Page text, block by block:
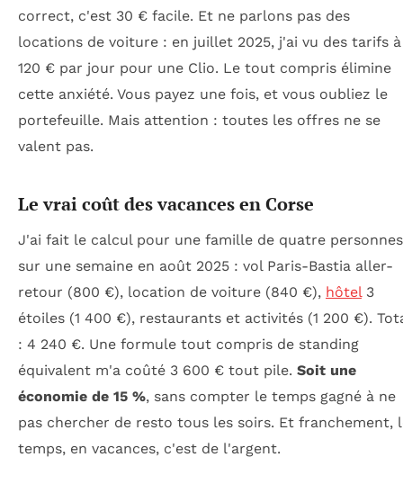
correct, c'est 30 € facile. Et ne parlons pas des
locations de voiture : en juillet 2025, j'ai vu des tarifs à
120 € par jour pour une Clio. Le tout compris élimine
cette anxiété. Vous payez une fois, et vous oubliez le
portefeuille. Mais attention : toutes les offres ne se
valent pas.
Le vrai coût des vacances en Corse
J'ai fait le calcul pour une famille de quatre personnes
sur une semaine en août 2025 : vol Paris-Bastia aller-
retour (800 €), location de voiture (840 €), hôtel3
étoiles (1 400 €), restaurants et activités (1 200 €).
: 4 240 €. Une formule tout compris de standing
équivalent m'a coûté 3 600 € tout pile. Soit une
économie de 15 %, sans compter le temps gagné à ne
pas chercher de resto tous les soirs. Et franchement,
temps, en vacances, c'est de l'argent.